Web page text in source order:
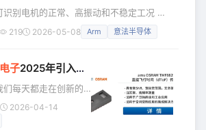
感器技术、微控制器、电机驱动器及系统
别电机的正常、高振动和不稳定工况 意
电机控制软件让开发者轻松通过预测性维护
功能包帮助开发者了解在工业驱动器和伺
器人以及各种执行器内实现智能功能的工作
工具。该软件包含一个用磁场定向控制
219 2026-05-08 Arm 意法半导体
子2025年引入超60家全球知名制造商，赋能客户多元选择
每天都走在创新的
域知识，并转化为
出更适合用户的产
2026-04-14